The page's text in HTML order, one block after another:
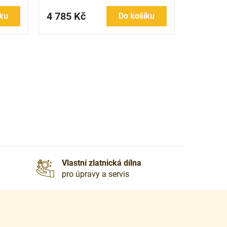
4 785 Kč Do košíku
Vlastní zlatnická dílna
pro úpravy a servis